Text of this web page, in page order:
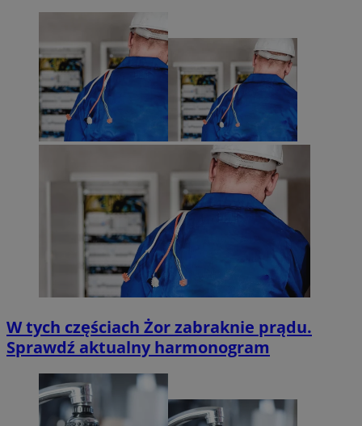
W tych częściach Żor zabraknie prądu.
Sprawdź aktualny harmonogram